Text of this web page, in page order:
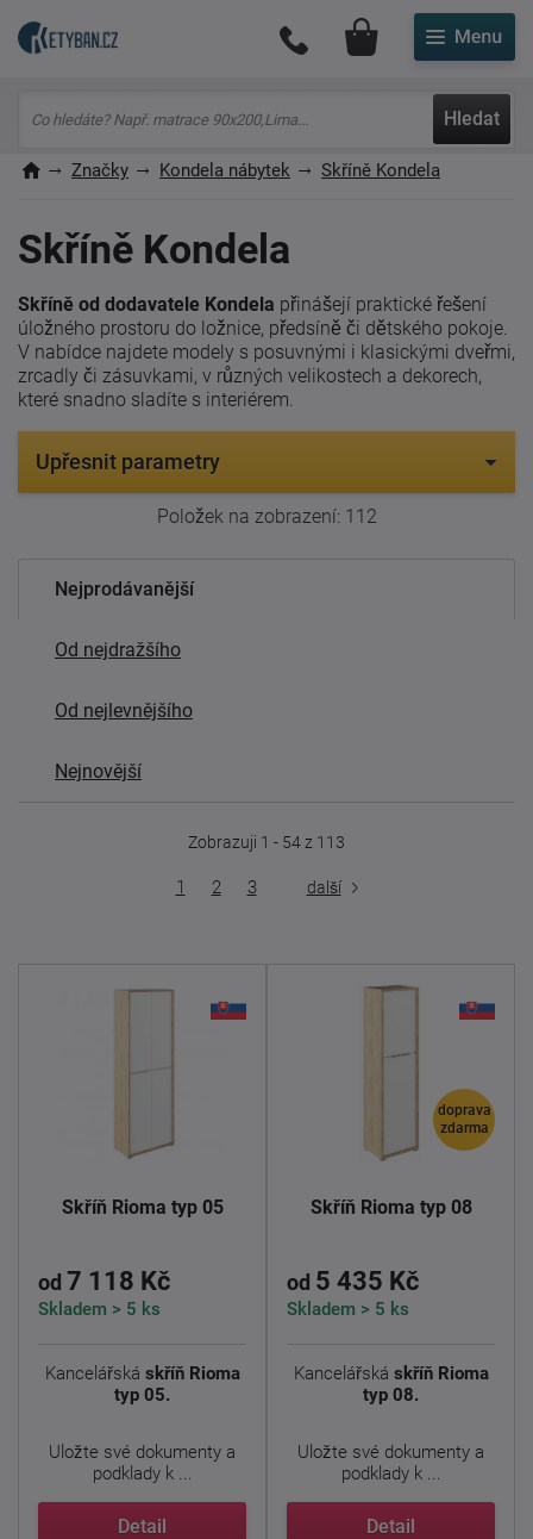
Hledat
Můj účet
Značky Kondela nábytek Skříně Kondela
Skříně Kondela
Skříně od dodavatele Kondela přinášejí praktické řešení
úložného prostoru do ložnice, předsíně či dětského pokoje.
V nabídce najdete modely s posuvnými i klasickými dveřmi,
zrcadly či zásuvkami, v různých velikostech a dekorech,
které snadno sladíte s interiérem.
Upřesnit parametry
Položek na zobrazení: 112
Nejprodávanější
Od nejdražšího
Od nejlevnějšího
Nejnovější
Zobrazuji 1 - 54 z 113
3
2
1 další
Skříň Rioma typ 05
od 7 118 Kč
Skladem > 5 ks
Kancelářská skříň Rioma
typ 05.
Uložte své dokumenty a
podklady k ...
Detail
doprava
zdarma
Skříň Rioma typ 08
od 5 435 Kč
Skladem > 5 ks
Kancelářská skříň Rioma
typ 08.
Uložte své dokumenty a
podklady k ...
Detail